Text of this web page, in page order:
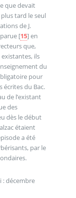
que devait
tard le seul
de J.
[15]en
que,
ils
du
pour
écrites du Bac.
de l’existant
des
dès le début
étaient
a été
par le
: décembre